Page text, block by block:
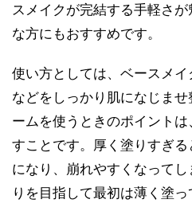
スメイクが完結する手軽さ
な方にもおすすめです。
使い方としては、ベースメ
などをしっかり肌になじま
ームを使うときのポイント
すことです。厚く塗りすぎ
になり、崩れやすくなって
りを目指して最初は薄く塗っ